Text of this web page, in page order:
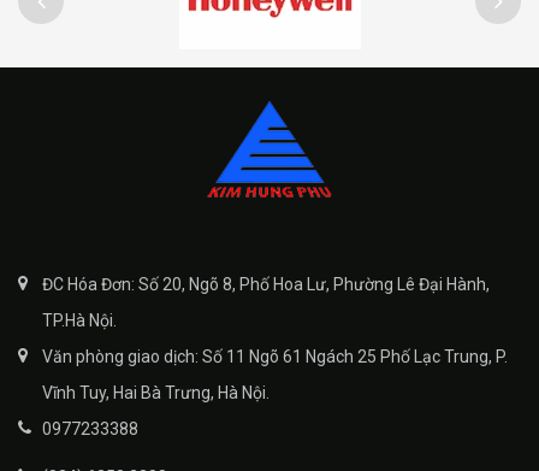
ĐC Hóa Đơn: Số 20, Ngõ 8, Phố Hoa Lư, Phường Lê Đại Hành,
TP.Hà Nội.
Văn phòng giao dịch: Số 11 Ngõ 61 Ngách 25 Phố Lạc Trung, P.
Vĩnh Tuy, Hai Bà Trưng, Hà Nội.
0977233388